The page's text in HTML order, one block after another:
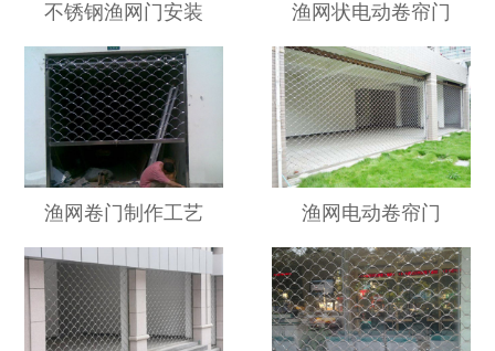
不锈钢渔网门安装 渔网状电动卷帘门
渔网卷门制作工艺 渔网电动卷帘门